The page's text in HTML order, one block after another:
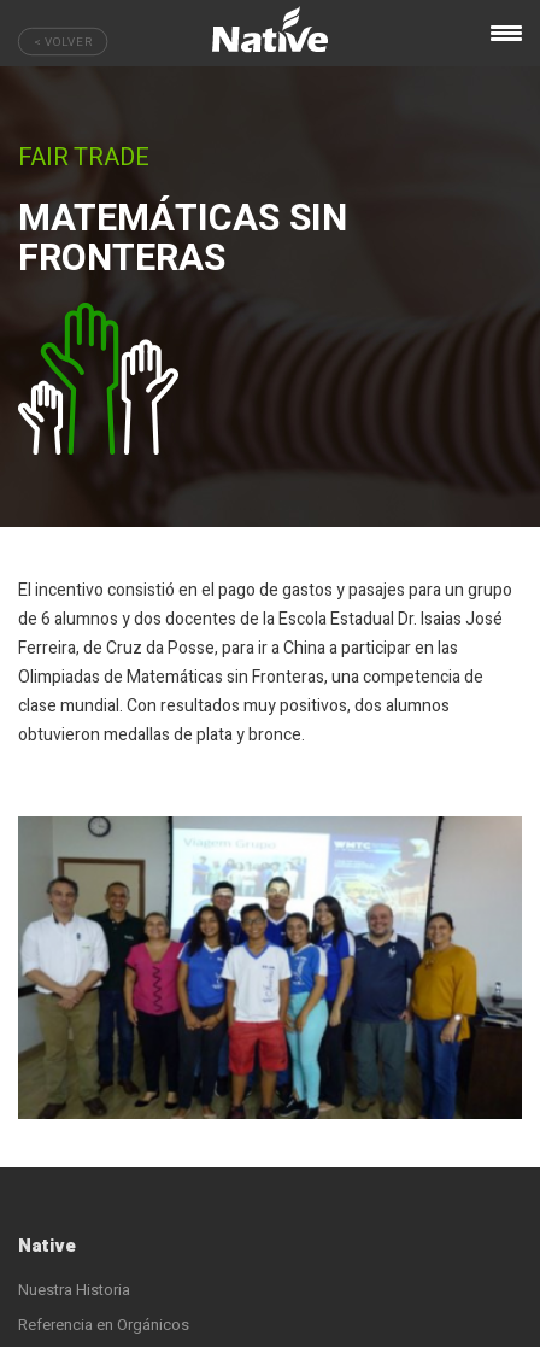
< VOLVER
FAIR TRADE
MATEMÁTICAS SIN
FRONTERAS
El incentivo consistió en el pago de gastos y pasajes para un grupo
de 6 alumnos y dos docentes de la Escola Estadual Dr. Isaias José
Ferreira, de Cruz da Posse, para ir a China a participar en las
Olimpiadas de Matemáticas sin Fronteras, una competencia de
clase mundial. Con resultados muy positivos, dos alumnos
obtuvieron medallas de plata y bronce.
Native
Nuestra Historia
Referencia en Orgánicos